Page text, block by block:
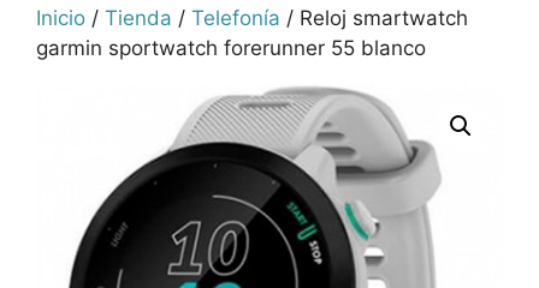
Inicio / Tienda / Telefonía / Reloj smartwatch
garmin sportwatch forerunner 55 blanco